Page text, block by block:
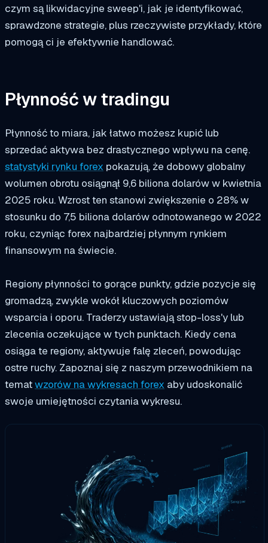
czym są likwidacyjne sweep'i, jak je identyfikować,
sprawdzone strategie, plus rzeczywiste przykłady, które
pomogą ci je efektywnie handlować.
Płynność w tradingu
Płynność to miara, jak łatwo możesz kupić lub
sprzedać aktywa bez drastycznego wpływu na cenę.
statystyki rynku forex pokazują, że dobowy globalny
wolumen obrotu osiągnął 9,6 biliona dolarów w kwietnia
2025 roku. Wzrost ten stanowi zwiększenie o 28% w
stosunku do 7,5 biliona dolarów odnotowanego w 2022
roku, czyniąc forex najbardziej płynnym rynkiem
finansowym na świecie.
Regiony płynności to gorące punkty, gdzie pozycje się
gromadzą, zwykle wokół kluczowych poziomów
wsparcia i oporu. Traderzy ustawiają stop-loss'y lub
zlecenia oczekujące w tych punktach. Kiedy cena
osiąga te regiony, aktywuje falę zleceń, powodując
ostre ruchy. Zapoznaj się z naszym przewodnikiem na
tematwzorów na wykresach forex aby udoskonalić
swoje umiejętności czytania wykresu.